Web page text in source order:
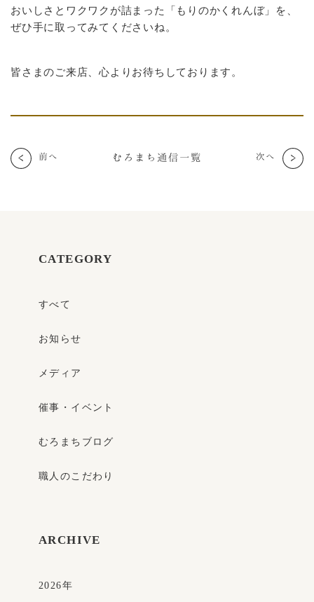
おいしさとワクワクが詰まった「もりのかくれんぼ」を、
ぜひ手に取ってみてくださいね。
皆さまのご来店、心よりお待ちしております。
前へ むろまち通信一覧 次へ
CATEGORY
すべて
お知らせ
メディア
催事・イベント
むろまちブログ
職人のこだわり
ARCHIVE
2026年